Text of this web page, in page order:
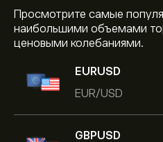
Просмотрите самые
наибольшими объемами
ценовыми колебаниями.
EURUSD
EUR/USD
GBPUSD